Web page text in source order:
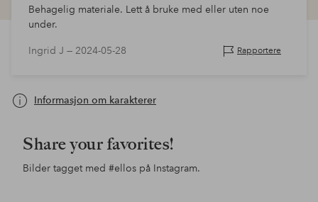
Behagelig materiale. Lett å bruke med eller uten noe
under.
Ingrid J — 2024-05-28 Rapportere
Informasjon om karakterer
Share your favorites!
Bilder tagget med #ellos på Instagram.